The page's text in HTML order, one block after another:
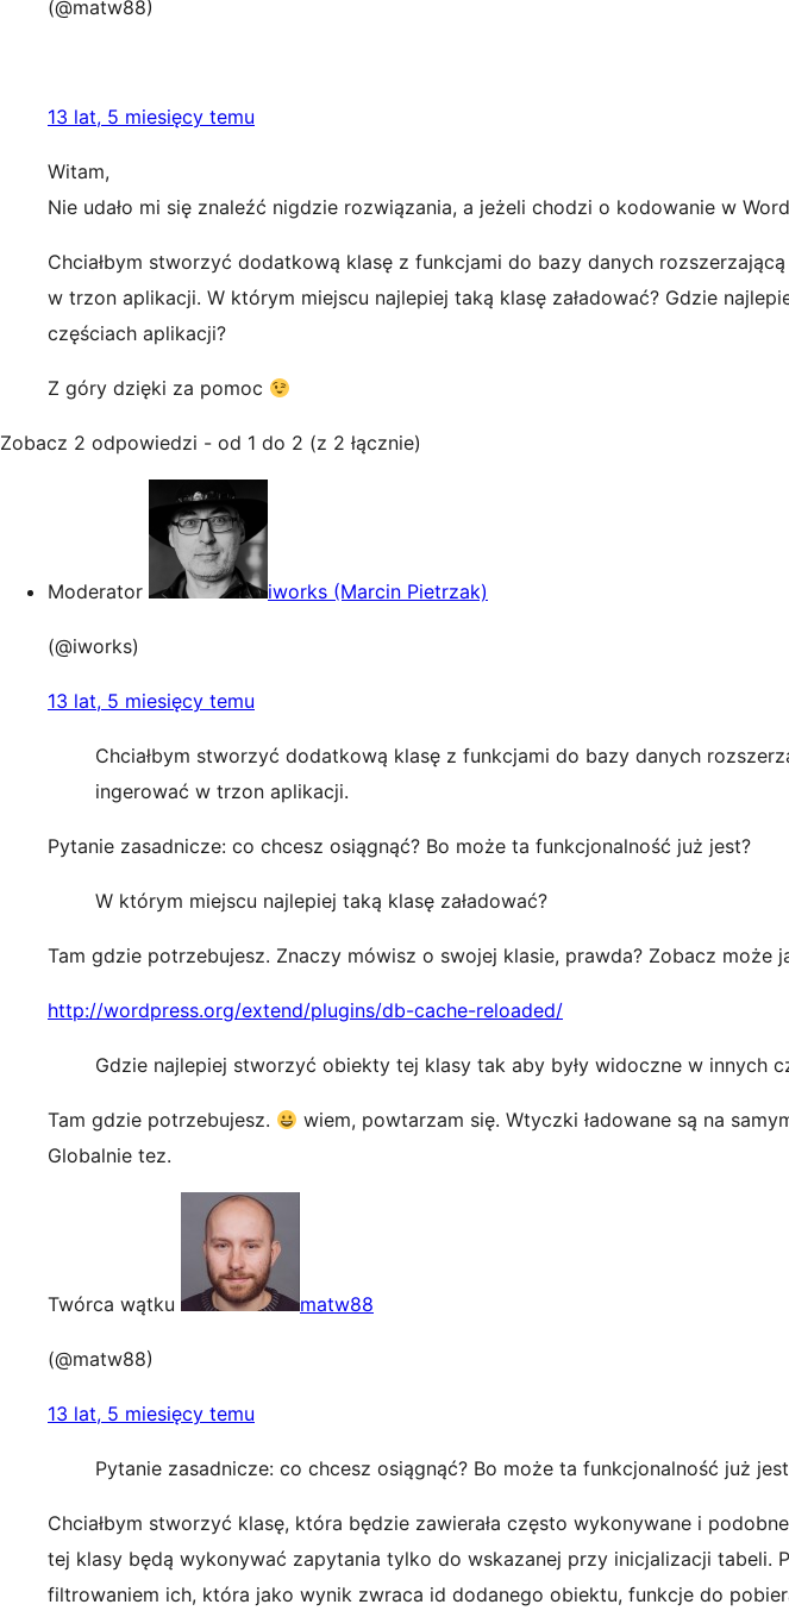
(@matw88)
13 lat, 5 miesięcy temu
Witam,
Nie udało mi się znaleźć nigdzie rozwiązania, a jeżeli chodzi o kodowanie w
Chciałbym stworzyć dodatkową klasę z funkcjami do bazy danych
w trzon aplikacji. W którym miejscu najlepiej taką klasę załadować? Gdzie
częściach aplikacji?
Z góry dzięki za pomoc
Zobacz 2 odpowiedzi - od 1 do 2 (z 2 łącznie)
Moderator iworks (Marcin Pietrzak)
(@iworks)
13 lat, 5 miesięcy temu
Chciałbym stworzyć dodatkową klasę z funkcjami do bazy danych
ingerować w trzon aplikacji.
Pytanie zasadnicze: co chcesz osiągnąć? Bo może ta funkcjonalność już jest?
W którym miejscu najlepiej taką klasę załadować?
Tam gdzie potrzebujesz. Znaczy mówisz o swojej klasie, prawda? Zobacz może
http://wordpress.org/extend/plugins/db-cache-reloaded/
Gdzie najlepiej stworzyć obiekty tej klasy tak aby były widoczne w innych
Tam gdzie potrzebujesz.
wiem, powtarzam się. Wtyczki ładowane są na
Globalnie tez.
Twórca wątku matw88
(@matw88)
13 lat, 5 miesięcy temu
Pytanie zasadnicze: co chcesz osiągnąć? Bo może ta funkcjonalność już
Chciałbym stworzyć klasę, która będzie zawierała często wykonywane i
tej klasy będą wykonywać zapytania tylko do wskazanej przy inicjalizacji tabeli.
filtrowaniem ich, która jako wynik zwraca id dodanego obiektu, funkcje do